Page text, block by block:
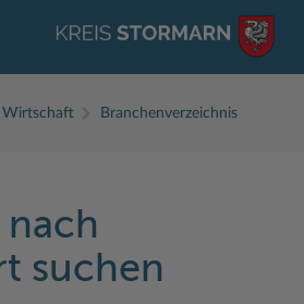
Wirtschaft Branchenverzeichnis
nach
suchen